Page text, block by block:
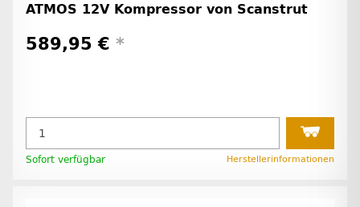
ATMOS 12V Kompressor von Scanstrut
589,95 € *
Sofort verfügbar Herstellerinformationen